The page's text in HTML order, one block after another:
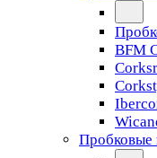
BFM
Пробковые